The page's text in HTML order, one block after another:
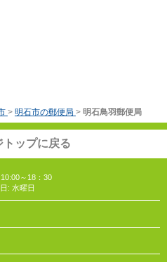
> 明石市の郵便局 > 明石鳥羽郵便局
トップに戻る
～18：30
: 水曜日